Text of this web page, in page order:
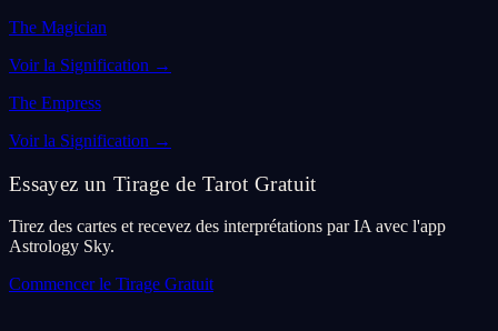
The Magician
Voir la Signification →
The Empress
Voir la Signification →
Essayez un Tirage de Tarot Gratuit
Tirez des cartes et recevez des interprétations par IA avec l'app
Astrology Sky.
Commencer le Tirage Gratuit